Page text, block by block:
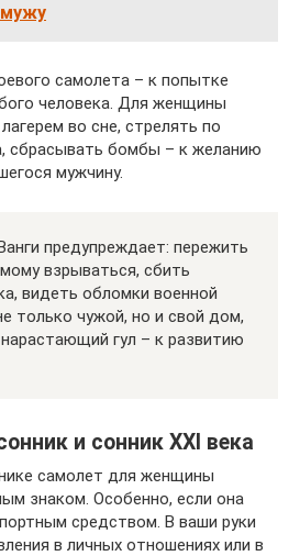
самолета – к попытке
человека. Для женщины
во сне, стрелять по
сбрасывать бомбы – к желанию
мужчину.
предупреждает: пережить
взрываться, сбить
видеть обломки военной
только чужой, но и свой дом,
гул – к развитию
и сонник XXI века
самолет для женщины
знаком. Особенно, если она
средством. В ваши руки
в личных отношениях или в